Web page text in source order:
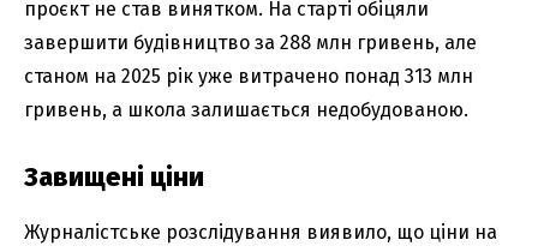
проєкт не став винятком. На старті обіцяли
завершити будівництво за 288 млн гривень, але
станом на 2025 рік уже витрачено понад 313 млн
гривень, а школа залишається недобудованою.
Завищені ціни
Журналістське розслідування виявило, що ціни на